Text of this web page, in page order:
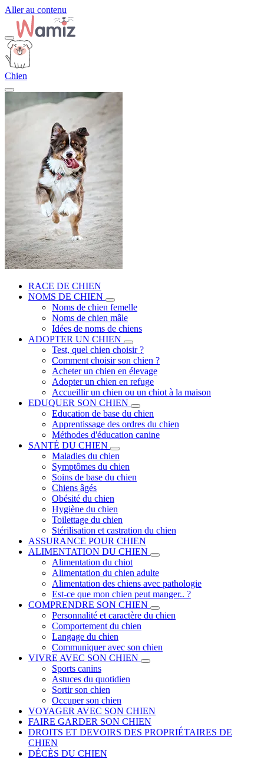
Aller au contenu
Chien
RACE DE CHIEN
NOMS DE CHIEN
Noms de chien femelle
Noms de chien mâle
Idées de noms de chiens
ADOPTER UN CHIEN
Test, quel chien choisir ?
Comment choisir son chien ?
Acheter un chien en élevage
Adopter un chien en refuge
Accueillir un chien ou un chiot à la maison
EDUQUER SON CHIEN
Education de base du chien
Apprentissage des ordres du chien
Méthodes d'éducation canine
SANTÉ DU CHIEN
Maladies du chien
Symptômes du chien
Soins de base du chien
Chiens âgés
Obésité du chien
Hygiène du chien
Toilettage du chien
Stérilisation et castration du chien
ASSURANCE POUR CHIEN
ALIMENTATION DU CHIEN
Alimentation du chiot
Alimentation du chien adulte
Alimentation des chiens avec pathologie
Est-ce que mon chien peut manger.. ?
COMPRENDRE SON CHIEN
Personnalité et caractère du chien
Comportement du chien
Langage du chien
Communiquer avec son chien
VIVRE AVEC SON CHIEN
Sports canins
Astuces du quotidien
Sortir son chien
Occuper son chien
VOYAGER AVEC SON CHIEN
FAIRE GARDER SON CHIEN
DROITS ET DEVOIRS DES PROPRIÉTAIRES DE
CHIEN
DÉCÈS DU CHIEN